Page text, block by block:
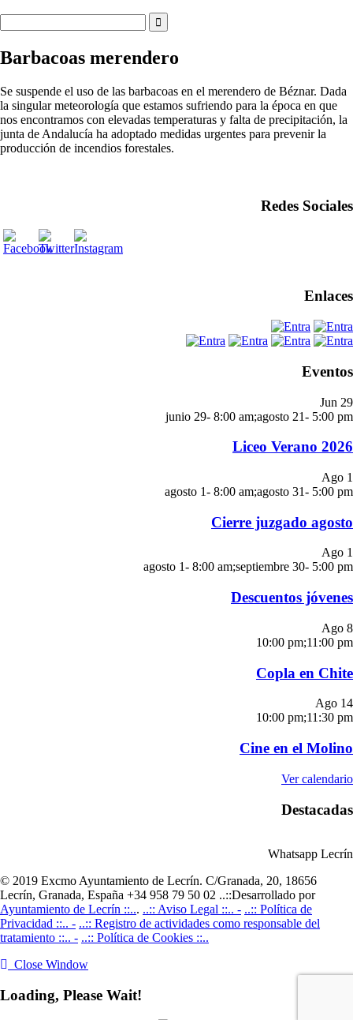
Barbacoas merendero
Se suspende el uso de las barbacoas en el merendero de Béznar. Dada
la singular meteorología que estamos sufriendo para la época en que
nos encontramos con elevadas temperaturas y falta de precipitación, la
junta de Andalucía ha adoptado medidas urgentes para prevenir la
producción de incendios forestales.
Redes Sociales
Enlaces
Eventos
Jun 29
junio 29- 8:00 am;agosto 21- 5:00 pm
Liceo Verano 2026
Ago 1
agosto 1- 8:00 am;agosto 31- 5:00 pm
Cierre juzgado agosto
Ago 1
agosto 1- 8:00 am;septiembre 30- 5:00 pm
Descuentos jóvenes
Ago 8
10:00 pm;11:00 pm
Copla en Chite
Ago 14
10:00 pm;11:30 pm
Cine en el Molino
Ver calendario
Destacadas
Whatsapp Lecrín
© 2019 Excmo Ayuntamiento de Lecrín. C/Granada, 20, 18656
Lecrín, Granada, España +34 958 79 50 02 ..::Desarrollado por
Ayuntamiento de Lecrín ::... ..:: Aviso Legal ::.. - ..:: Política de
Privacidad ::.. - ..:: Registro de actividades como responsable del
tratamiento ::.. - ..:: Política de Cookies ::..
Close Window
Loading, Please Wait!